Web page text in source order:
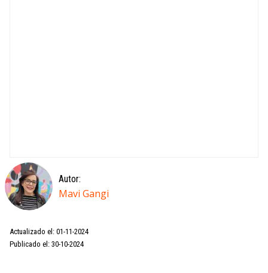
Autor:
Mavi Gangi
Actualizado el: 01-11-2024
Publicado el: 30-10-2024